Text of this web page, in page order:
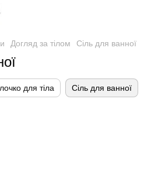
Догляд за тілом Сіль для ванної
для тіла Сіль для ванної